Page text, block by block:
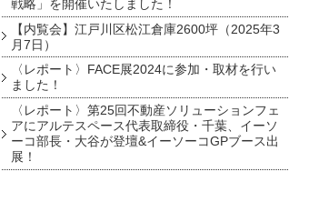
戦略」を開催いたしました！
【内覧会】江戸川区松江倉庫2600坪（2025年3
月7日）
〈レポート〉FACE展2024に参加・取材を行い
ました！
〈レポート〉第25回不動産ソリューションフェ
アにアルテスペース代表取締役・千葉、イーソ
ーコ部長・大谷が登壇&イーソーコGPブース出
展！